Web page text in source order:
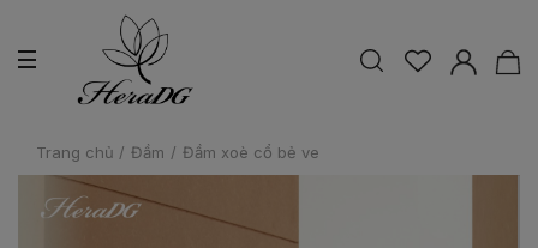
Trang chủ / Đầm / Đầm xoè cổ bẻ ve